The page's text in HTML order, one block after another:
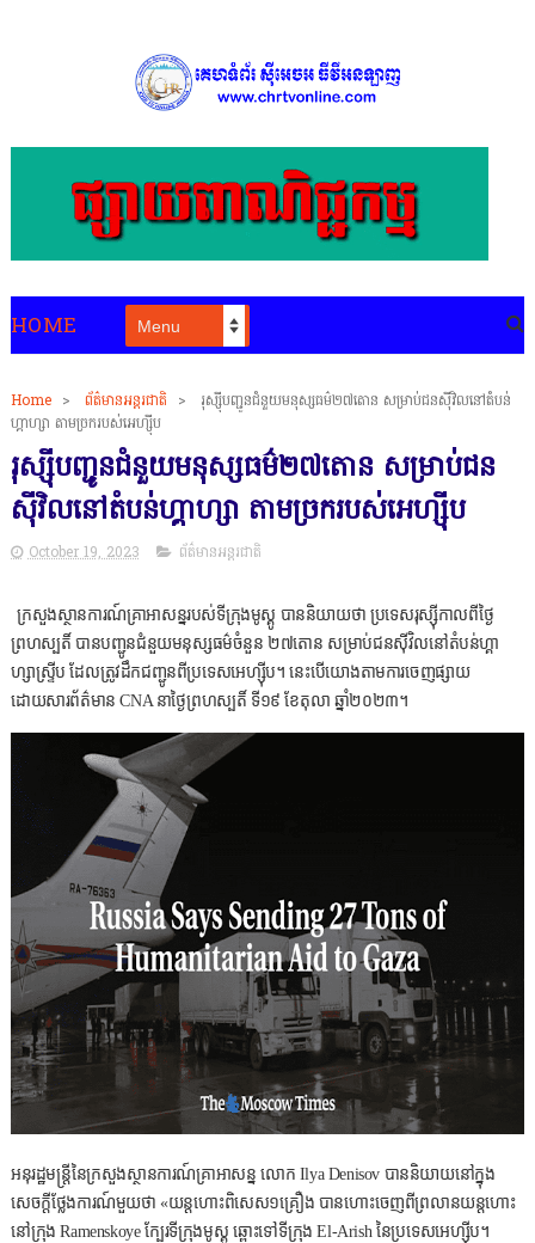
HOME
Home > ព័ត៌មានអន្តរជាតិ >
រុស្ស៊ីបញ្ជូនជំនួយ​មនុស្សធម៌២៧តោន សម្រាប់ជនស៊ីវិលនៅតំបន់
ហ្គាហ្សា តាមច្រករបស់អេហ្ស៊ីប
រុស្ស៊ីបញ្ជូនជំនួយ​មនុស្សធម៌២៧តោន សម្រាប់ជន
ស៊ីវិលនៅតំបន់ហ្គាហ្សា តាមច្រករបស់អេហ្ស៊ីប
October 19, 2023 ព័ត៌មានអន្តរជាតិ
ក្រសួងស្ថានការណ៍គ្រាអាសន្នរបស់ទីក្រុងមូស្គូ បាននិយាយថា ប្រទេសរុស្ស៊ីកាលពីថ្ងៃ
ព្រហស្បតិ៍ បានបញ្ជូនជំនួយមនុស្សធម៌ចំនួន ២៧តោន សម្រាប់ជនស៊ីវិលនៅតំបន់ហ្គា
ហ្សាស្ទ្រីប ដែលត្រូវដឹកជញ្ជូនពីប្រទេសអេហ្ស៊ីប។ នេះបើយោងតាមការចេញផ្សាយ
ដោយសារព័ត៌មាន CNA នាថ្ងៃព្រហស្បតិ៍ ទី១៩ ខែតុលា ឆ្នាំ២០២៣។
អនុរដ្ឋមន្ត្រីនៃក្រសួងស្ថានការណ៍គ្រាអាសន្ន លោក Ilya Denisov បាននិយាយនៅក្នុង
សេចក្តីថ្លែងការណ៍មួយថា «យន្តហោះពិសេស១គ្រឿង បានហោះចេញពីព្រលានយន្តហោះ
នៅក្រុង Ramenskoye ក្បែរទីក្រុងមូស្គូ ឆ្ពោះទៅទីក្រុង El-Arish នៃប្រទេសអេហ្ស៊ីប។